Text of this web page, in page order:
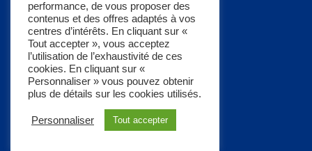
À PROPOS
Un concept pratique
Mentions légales
performance, de vous proposer des
contenus et des offres adaptés à vos
centres d’intérêts. En cliquant sur «
Tout accepter », vous acceptez
l’utilisation de l’exhaustivité de ces
cookies. En cliquant sur «
Personnaliser » vous pouvez obtenir
plus de détails sur les cookies utilisés.
Personnaliser Tout accepter